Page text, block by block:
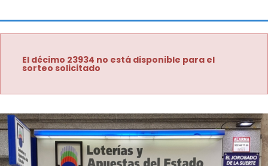
El décimo 23934 no está disponible para el
sorteo solicitado